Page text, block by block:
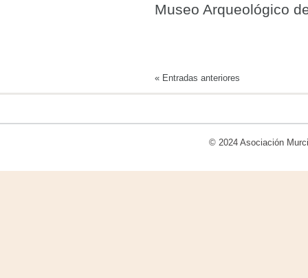
Museo Arqueológico
« Entradas anteriores
© 2024 Asociación